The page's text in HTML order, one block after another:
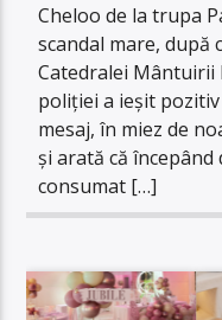
Cheloo de la trupa
scandal mare, după
Catedralei Mântuirii
poliției a ieșit
mesaj, în miez de
și arată că
consumat […]